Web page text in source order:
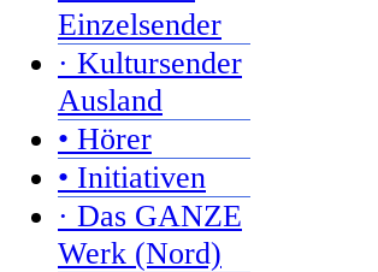
Einzelsender
· Kultursender
Ausland
• Hörer
• Initiativen
· Das GANZE
Werk (Nord)